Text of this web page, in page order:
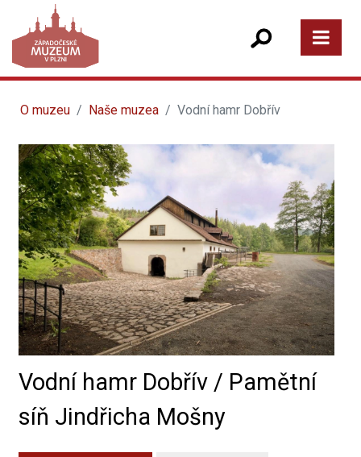
O muzeu Naše muzea Vodní hamr Dobřív
Vodní hamr Dobřív / Pamětní
síň Jindřicha Mošny